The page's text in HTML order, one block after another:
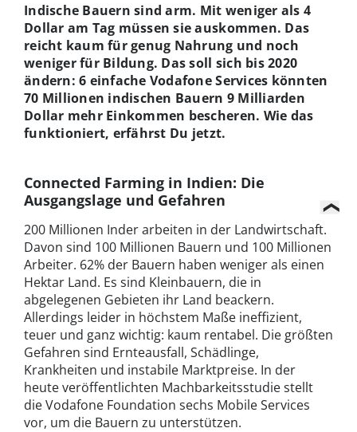
Indische Bauern sind arm. Mit weniger als 4
Dollar am Tag müssen sie auskommen. Das
reicht kaum für genug Nahrung und noch
weniger für Bildung. Das soll sich bis 2020
ändern: 6 einfache Vodafone Services könnten
70 Millionen indischen Bauern 9 Milliarden
Dollar mehr Einkommen bescheren. Wie das
funktioniert, erfährst Du jetzt.
Connected Farming in Indien: Die
Ausgangslage und Gefahren
200 Millionen Inder arbeiten in der Landwirtschaft.
Davon sind 100 Millionen Bauern und 100 Millionen
Arbeiter. 62% der Bauern haben weniger als einen
Hektar Land. Es sind Kleinbauern, die in
abgelegenen Gebieten ihr Land beackern.
Allerdings leider in höchstem Maße ineffizient,
teuer und ganz wichtig: kaum rentabel. Die größten
Gefahren sind Ernteausfall, Schädlinge,
Krankheiten und instabile Marktpreise. In der
heute veröffentlichten Machbarkeitsstudie stellt
die Vodafone Foundation sechs Mobile Services
vor, um die Bauern zu unterstützen.